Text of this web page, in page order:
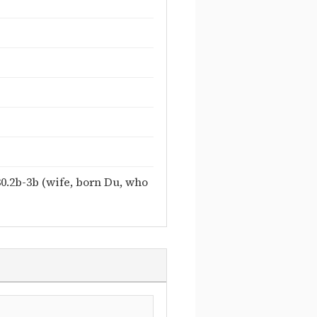
3b (wife, born Du, who